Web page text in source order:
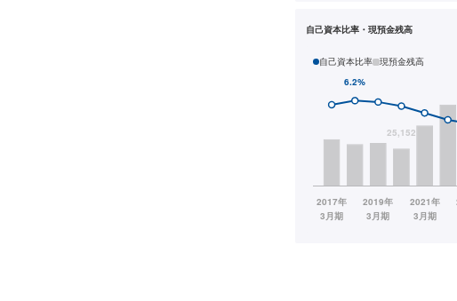
自己資本比率・現預金残高
自己資本比率 現預金残高